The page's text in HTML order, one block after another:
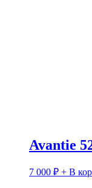
Avantie
7 000 ₽ + В